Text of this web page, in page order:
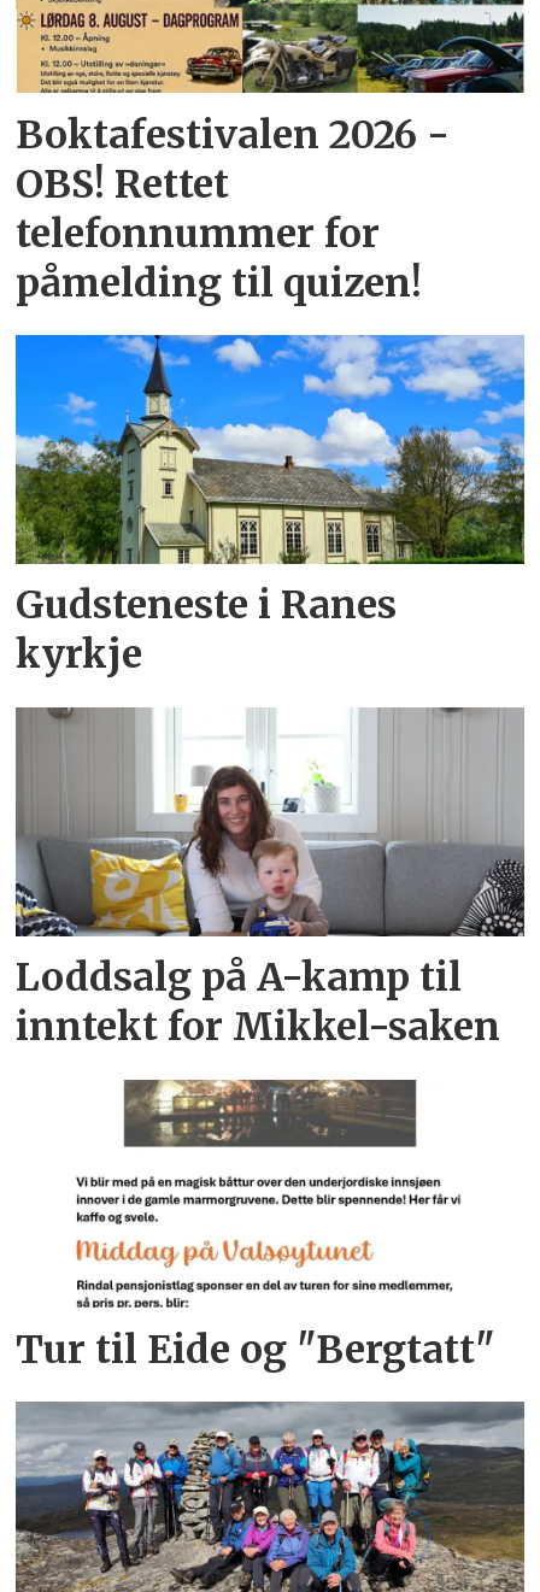
Boktafestivalen 2026 -
OBS! Rettet
telefonnummer for
påmelding til quizen!
Gudsteneste i Ranes
kyrkje
Loddsalg på A-kamp til
inntekt for Mikkel-saken
Tur til Eide og "Bergtatt"